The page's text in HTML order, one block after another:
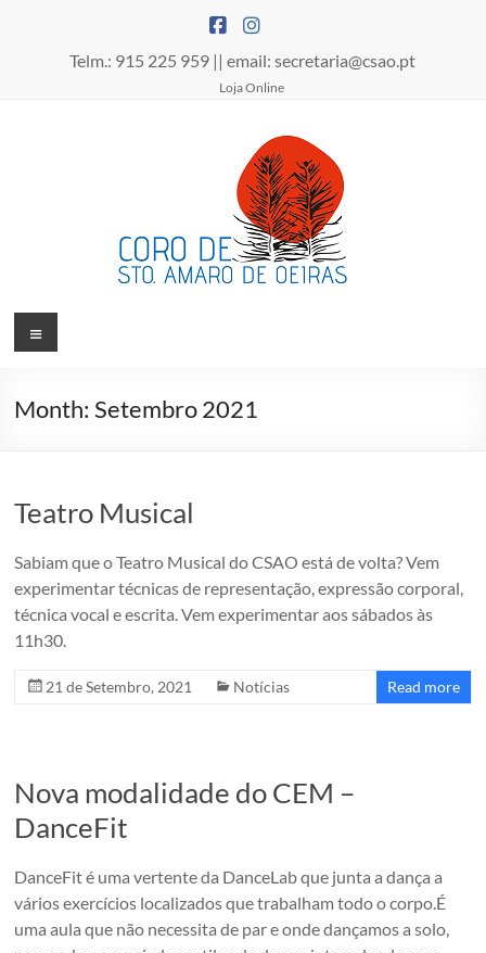
Telm.: 915 225 959 || email: secretaria@csao.pt
Loja Online
Coro
Santo
Oeiras
O
Coro
de
Santo
coro
amador
Concelho
de
Oeiras
Menu
Month:Setembro 2021
Teatro Musical
Sabiam que o Teatro Musical do CSAO está de volta? Vem
experimentar técnicas de representação, expressão corporal,
técnica vocal e escrita. Vem experimentar aos sábados às
11h30.
21 de Setembro, 2021 Notícias Read more
Nova modalidade do CEM –
DanceFit
DanceFit é uma vertente da DanceLab que junta a dança a
vários exercícios localizados que trabalham todo o corpo.É
uma aula que não necessita de par e onde dançamos a solo,